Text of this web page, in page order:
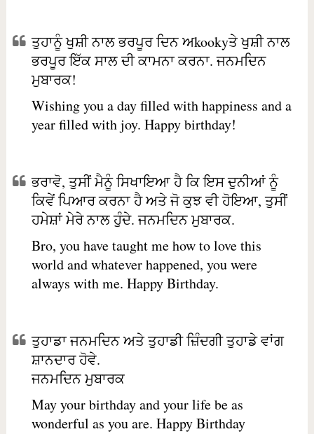
ਤੁਹਾਨੂੰ ਖੁਸ਼ੀ ਨਾਲ ਭਰਪੂਰ ਦਿਨ ਅkookyਤੇ ਖੁਸ਼ੀ ਨਾਲ
ਭਰਪੂਰ ਇੱਕ ਸਾਲ ਦੀ ਕਾਮਨਾ ਕਰਨਾ. ਜਨਮਦਿਨ
ਮੁਬਾਰਕ!
Wishing you a day filled with happiness and a
year filled with joy. Happy birthday!
ਭਰਾਵੋ, ਤੁਸੀਂ ਮੈਨੂੰ ਸਿਖਾਇਆ ਹੈ ਕਿ ਇਸ ਦੁਨੀਆਂ ਨੂੰ
ਕਿਵੇਂ ਪਿਆਰ ਕਰਨਾ ਹੈ ਅਤੇ ਜੋ ਕੁਝ ਵੀ ਹੋਇਆ, ਤੁਸੀਂ
ਹਮੇਸ਼ਾਂ ਮੇਰੇ ਨਾਲ ਹੁੰਦੇ. ਜਨਮਦਿਨ ਮੁਬਾਰਕ.
Bro, you have taught me how to love this
world and whatever happened, you were
always with me. Happy Birthday.
ਤੁਹਾਡਾ ਜਨਮਦਿਨ ਅਤੇ ਤੁਹਾਡੀ ਜ਼ਿੰਦਗੀ ਤੁਹਾਡੇ ਵਾਂਗ
ਸ਼ਾਨਦਾਰ ਹੋਵੇ.
ਜਨਮਦਿਨ ਮੁਬਾਰਕ
May your birthday and your life be as
wonderful as you are. Happy Birthday